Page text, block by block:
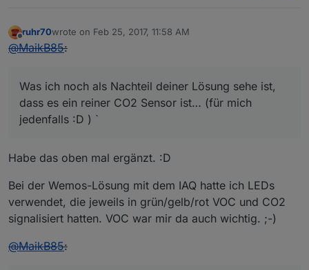
Offline
ruhr70wrote on Feb 25, 2017, 11:58 AM
last edited by
@MaikB85:
Was ich noch als Nachteil deiner Lösung sehe ist,
dass es ein reiner CO2 Sensor ist… (für mich
jedenfalls :D ) `
Habe das oben mal ergänzt. :D
Bei der Wemos-Lösung mit dem IAQ hatte ich LEDs
verwendet, die jeweils in grün/gelb/rot VOC und CO2
signalisiert hatten. VOC war mir da auch wichtig. ;-)
@MaikB85: